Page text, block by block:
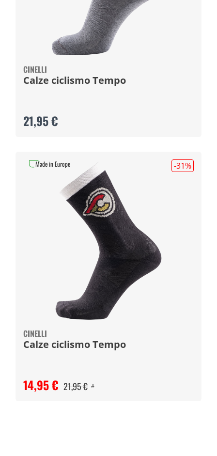
CINELLI
Calze ciclismo Tempo
21,95 €
-31%
CINELLI
Calze ciclismo Tempo
14,95 € 21,95 € #
Made in Europe